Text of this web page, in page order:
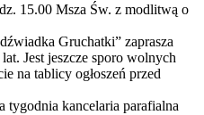
15.00 Msza Św. z modlitwą o
Gruchatki” zaprasza
Jest jeszcze sporo wolnych
na tablicy ogłoszeń przed
tygodnia kancelaria parafialna